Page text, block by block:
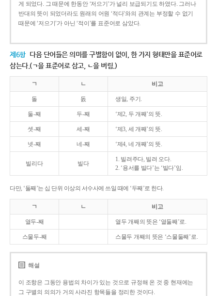
게 되었다. 그 때문에 한동안 ‘저으기’가 널리 보급되기도 하였다. 그러나
반대의 뜻이 되었더라도 원래의 어원 ‘적다’와의 관계는 부정할 수 없기
때문에 ‘저으기’가 아닌 ‘적이’를 표준어로 삼았다.
제6항 다음 단어들은 의미를 구별함이 없이, 한 가지 형태만을 표준어로
삼는다.(ㄱ을 표준어로 삼고, ㄴ을 버림.)
ㄱ ㄴ 비고
돌 돐 생일, 주기.
둘-째 두-째 ‘제2, 두 개째’의 뜻.
셋-째 세-째 ‘제3, 세 개째’의 뜻.
넷-째 네-째 ‘제4, 네 개째’의 뜻.
빌리다 빌다
1. 빌려주다, 빌려 오다.
2. ‘용서를 빌다’는 ‘빌다’임.
다만, ‘둘째’는 십 단위 이상의 서수사에 쓰일 때에 ‘두째’로 한다.
ㄱ ㄴ 비고
열두-째 열두 개째의 뜻은 ‘열둘째’로.
스물두-째 스물두 개째의 뜻은 ‘스물둘째’로.
해설
이 조항은 그동안 용법의 차이가 있는 것으로 규정해 온 것 중 현재에는
그 구별의 의의가 거의 사라진 항목들을 정리한 것이다.